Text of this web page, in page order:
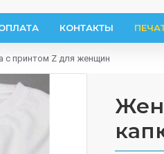
КОНТАКТЫ
с принтом Z для женщин